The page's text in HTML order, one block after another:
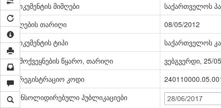
დოკუმენტის მიმღები
საქართველოს
მიღების თარიღი
08/05/2012
დოკუმენტის ტიპი
საქართველოს
გამოქვეყნების წყარო, თარიღი
ვებგვერდი, 25/
სარეგისტრაციო კოდი
კონსოლიდირებული პუბლიკაციები
28/06/2017